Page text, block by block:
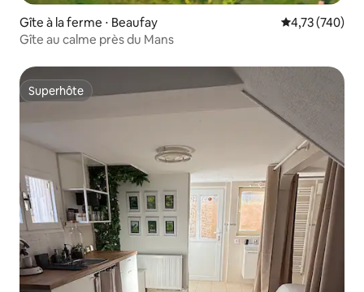
Gîte à la ferme ⋅ Beaufay Évaluation
4,73 (740)
Gîte au calme près du Mans
Superhôte
Superhôte